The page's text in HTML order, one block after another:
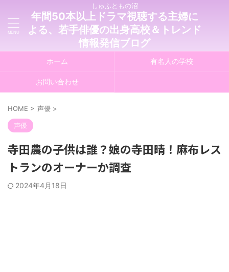
しゅふともの沼
年間50本以上ドラマ視聴する主婦に
よる、若手俳優の出身高校＆トレンド
情報発信ブログ
ホーム 有名人の学校
お問い合わせ
HOME > 声優 >
声優
寺田農の子供は誰？娘の寺田晴！麻布レス
トランのオーナーか調査
2024年4月18日